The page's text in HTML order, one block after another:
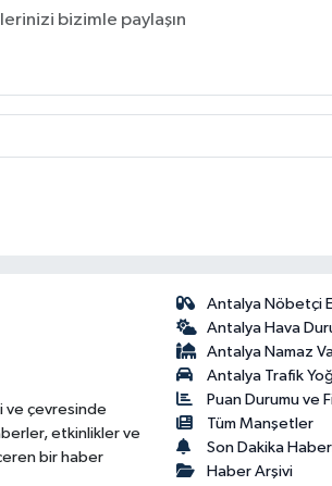
ve çevresinde
etkinlikler ve
bir haber
Antalya Nöbetçi
Antalya Hava
Antalya Namaz
Antalya Trafik
Puan Durumu ve
Tüm Manşetler
Son Dakika
Haber Arşivi